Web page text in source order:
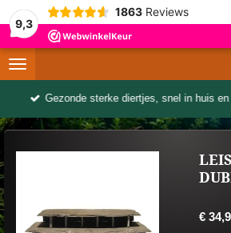
9,3
1863 Reviews
Gezonde sterke diertjes, snel in huis
€